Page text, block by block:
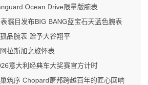
Ocean Drive限量版腕表
瞩目发布BIG BANG蓝宝石天蓝色腕表
品腕表 赠予大谷翔平
拉斯加之旅怀表
意大利经典车大奖赛官方计时
筑序 Chopard萧邦跨越百年的匠心回响